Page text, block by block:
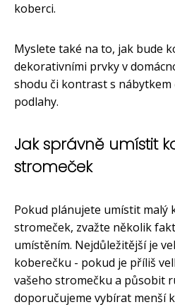
koberci.
Myslete také na to, jak bude
dekorativními prvky v
shodu či kontrast s
podlahy.
Jak správně umístit
stromeček
Pokud plánujete umístit malý
stromeček, zvažte několik
umístěním. Nejdůležitější je
koberečku - pokud je příliš
vašeho stromečku a působit
doporučujeme vybírat menší